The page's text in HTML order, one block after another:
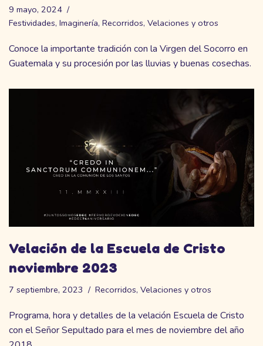
9 mayo, 2024
Festividades, Imaginería, Recorridos, Velaciones y otros
Conoce la importante tradición con la Virgen del Socorro en
Guatemala y su procesión por las lluvias y buenas cosechas.
Velación de la Escuela de Cristo
noviembre 2023
7 septiembre, 2023 Recorridos, Velaciones y otros
Programa, hora y detalles de la velación Escuela de Cristo
con el Señor Sepultado para el mes de noviembre del año